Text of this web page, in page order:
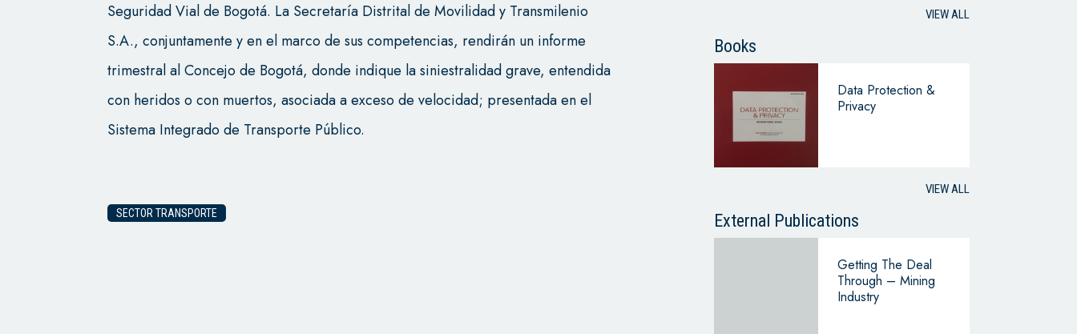
Seguridad Vial de Bogotá. La Secretaría Distrital de Movilidad y Transmilenio
S.A., conjuntamente y en el marco de sus competencias, rendirán un informe
trimestral al Concejo de Bogotá, donde indique la siniestralidad grave, entendida
con heridos o con muertos, asociada a exceso de velocidad; presentada en el
Sistema Integrado de Transporte Público.
SECTOR TRANSPORTE
VIEW ALL
Books
Data Protection &
Privacy
VIEW ALL
External Publications
Getting The Deal
Through – Mining
Industry